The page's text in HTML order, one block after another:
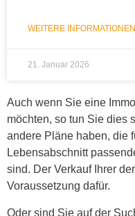
WEITERE
21. Januar 2026
Auch wenn Sie eine
möchten, so tun Sie dies
andere Pläne haben, die
Lebensabschnitt
sind. Der Verkauf Ihrer
Voraussetzung dafür.
Oder sind Sie auf der